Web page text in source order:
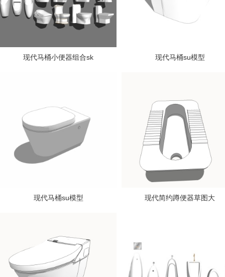
现代马桶小便器组合sk 现代马桶su模型
现代马桶su模型 现代简约蹲便器草图大